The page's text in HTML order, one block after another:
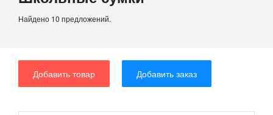
Найдено 10 предложений.
Добавить товар Добавить заказ